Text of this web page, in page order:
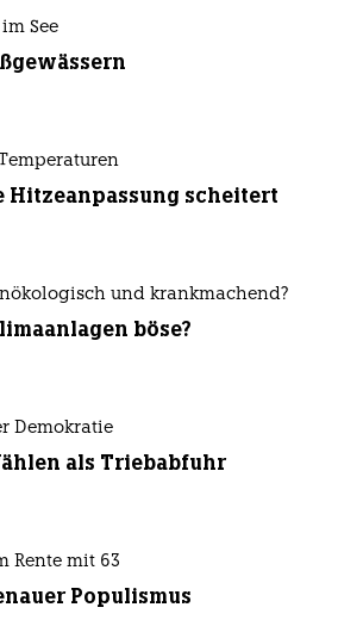
See
Hitzeanpassung scheitert
und krankmachend?
böse?
Demokratie
als Triebabfuhr
Rente mit 63
Populismus